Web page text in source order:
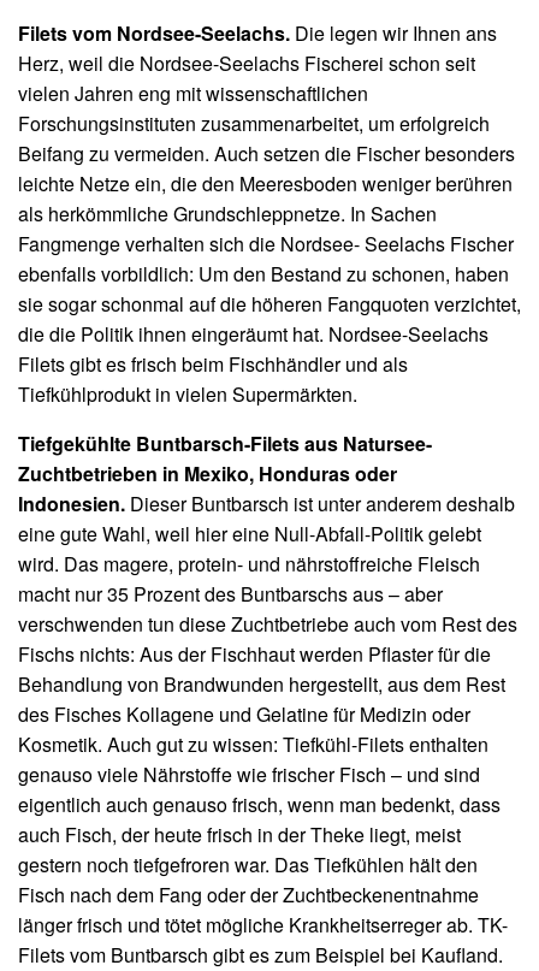
Filets vom Nordsee-Seelachs. Die legen wir Ihnen ans
Herz, weil die Nordsee-Seelachs Fischerei schon seit
vielen Jahren eng mit wissenschaftlichen
Forschungsinstituten zusammenarbeitet, um erfolgreich
Beifang zu vermeiden. Auch setzen die Fischer besonders
leichte Netze ein, die den Meeresboden weniger berühren
als herkömmliche Grundschleppnetze. In Sachen
Fangmenge verhalten sich die Nordsee- Seelachs Fischer
ebenfalls vorbildlich: Um den Bestand zu schonen, haben
sie sogar schonmal auf die höheren Fangquoten verzichtet,
die die Politik ihnen eingeräumt hat. Nordsee-Seelachs
Filets gibt es frisch beim Fischhändler und als
Tiefkühlprodukt in vielen Supermärkten.
Tiefgekühlte Buntbarsch-Filets aus Natursee-
Zuchtbetrieben in Mexiko, Honduras oder
Indonesien. Dieser Buntbarsch ist unter anderem deshalb
eine gute Wahl, weil hier eine Null-Abfall-Politik gelebt
wird. Das magere, protein- und nährstoffreiche Fleisch
macht nur 35 Prozent des Buntbarschs aus – aber
verschwenden tun diese Zuchtbetriebe auch vom Rest des
Fischs nichts: Aus der Fischhaut werden Pflaster für die
Behandlung von Brandwunden hergestellt, aus dem Rest
des Fisches Kollagene und Gelatine für Medizin oder
Kosmetik. Auch gut zu wissen: Tiefkühl-Filets enthalten
genauso viele Nährstoffe wie frischer Fisch – und sind
eigentlich auch genauso frisch, wenn man bedenkt, dass
auch Fisch, der heute frisch in der Theke liegt, meist
gestern noch tiefgefroren war. Das Tiefkühlen hält den
Fisch nach dem Fang oder der Zuchtbeckenentnahme
länger frisch und tötet mögliche Krankheitserreger ab. TK-
Filets vom Buntbarsch gibt es zum Beispiel bei Kaufland.